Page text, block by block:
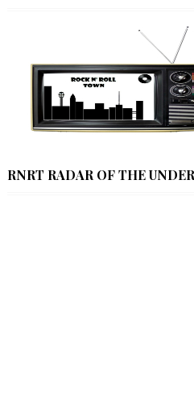
RNRT RADAR OF THE